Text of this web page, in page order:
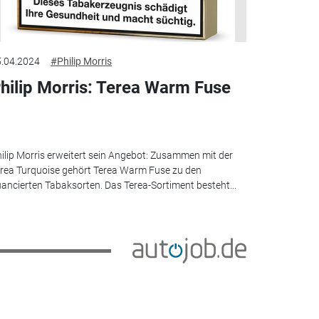
#Philip Morris
Morris: Terea Warm Fuse
Morris erweitert sein Angebot: Zusammen mit der
Turquoise gehört Terea Warm Fuse zu den
Tabaksorten. Das Terea-Sortiment besteht...